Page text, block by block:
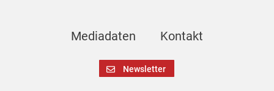
Mediadaten Kontakt
Newsletter